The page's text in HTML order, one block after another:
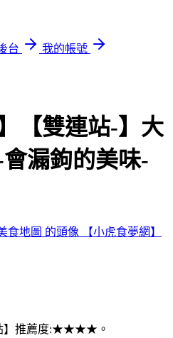
台
我的帳號
【雙連站-】大
漏鉤的美味-
【小虎食夢網】
貼】推薦度:★★★★。